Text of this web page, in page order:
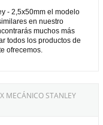
- 2,5x50mm el modelo
en nuestro
muchos más
todos los productos de
ofrecemos.
MECÁNICO STANLEY